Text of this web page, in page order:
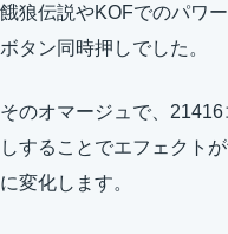
餓狼伝説やKOFでのパワ
ボタン同時押しでした。
そのオマージュで、
しすることでエフェクト
に変化します。